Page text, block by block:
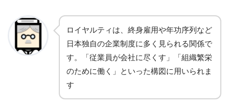
ロイヤルティは、終身雇用や年功序列など
日本独自の企業制度に多く見られる関係で
す。「従業員が会社に尽くす」「組織繁栄
のために働く」といった構図に用いられま
す